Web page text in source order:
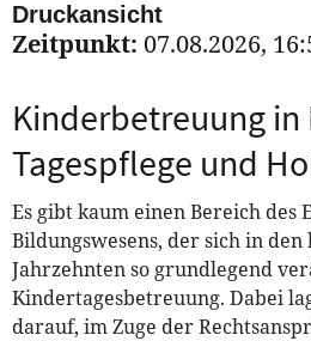
Druckansicht
Zeitpunkt: 07.08.2026,
Kinderbetreuung in
Tagespflege und
Es gibt kaum einen Bereich des
Bildungswesens, der sich in
Jahrzehnten so grundlegend
Kindertagesbetreuung. Dabei
darauf, im Zuge der